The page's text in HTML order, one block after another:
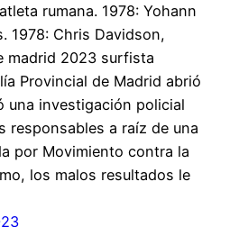
rumana. 1978: Yohann
1978: Chris Davidson,
madrid 2023 surfista
Provincial de Madrid abrió
una investigación policial
responsables a raíz de una
por Movimiento contra la
los malos resultados le